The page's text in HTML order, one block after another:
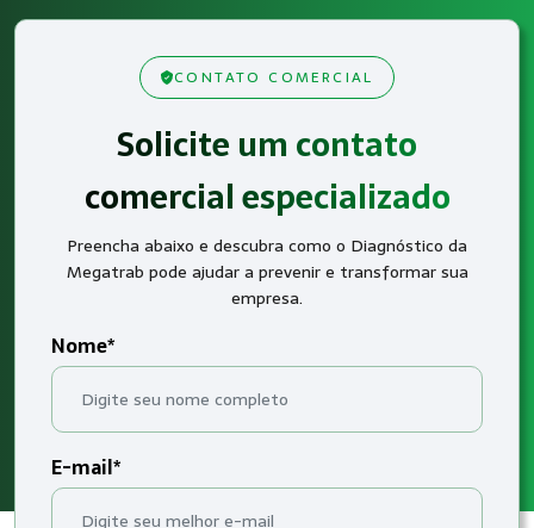
CONTATO COMERCIAL
Solicite um contato
comercial especializado
Preencha abaixo e descubra como o Diagnóstico da
Megatrab pode ajudar a prevenir e transformar sua
empresa.
Nome*
E-mail*